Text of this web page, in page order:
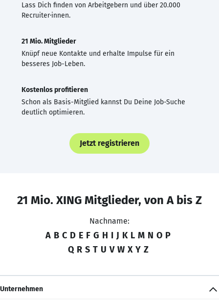
Lass Dich finden von Arbeitgebern und über 20.000
Recruiter·innen.
21 Mio. Mitglieder
Knüpf neue Kontakte und erhalte Impulse für ein
besseres Job-Leben.
Kostenlos profitieren
Schon als Basis-Mitglied kannst Du Deine Job-Suche
deutlich optimieren.
Jetzt registrieren
21 Mio. XING Mitglieder, von A bis Z
Nachname:
A B C D E F G H I J K L M N O P
Q R S T U V W X Y Z
Unternehmen